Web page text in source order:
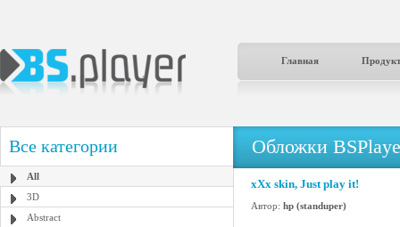
Главная
Все категории
All
3D
Abstract
Обложки
xXx skin, Just play it!
Автор: hp (standuper)